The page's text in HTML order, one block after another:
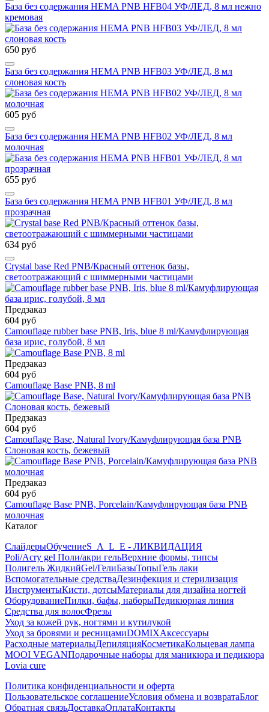
База без содержания HEMA PNB HFB04 УФ/ЛЕД, 8 мл нежно
кремовая
650 руб
База без содержания HEMA PNB HFB03 УФ/ЛЕД, 8 мл
слоновая кость
605 руб
База без содержания HEMA PNB HFB02 УФ/ЛЕД, 8 мл
молочная
655 руб
База без содержания HEMA PNB HFB01 УФ/ЛЕД, 8 мл
прозрачная
634 руб
Crystal base Red PNB/Красный оттенок базы,
светоотражающий с шиммерными частицами
Предзаказ
604 руб
Camouflage rubber base PNB, Iris, blue 8 ml/Камуфлирующая
база ирис, голубой, 8 мл
Предзаказ
604 руб
Camouflage Base PNB, 8 ml
Предзаказ
604 руб
Camouflage Base, Natural Ivory/Камуфлирующая база PNB
Слоновая кость, бежевый
Предзаказ
604 руб
Camouflage Base PNB, Porcelain/Камуфлирующая база PNB
молочная
Каталог
СлайдерыОбучениеS_A_L_E - ЛИКВИДАЦИЯ
Poli/Acry gel Поли/акри гельВерхние формы, типсы
Полигель ЖидкийGel/ГелиБазыТопыГель лаки
Вспомогательные средстваДезинфекция и стерилизация
ИнструментыКисти, дотсыМатериалы для дизайна ногтей
ОборудованиеПилки, бафы, наборыПедикюрная линия
Средства для волосФрезы
Уход за кожей рук, ногтями и кутилукой
Уход за бровями и ресницамиDOMIXАксессуары
Расходные материалыДепиляцияКосметикаКольцевая лампа
MOOI VEGANПодарочные наборы для маникюра и педикюра
Lovia cure
Политика конфиденциальности и оферта
Пользовательское соглашениеУсловия обмена и возвратаБлог
Обратная связьДоставкаОплатаКонтакты